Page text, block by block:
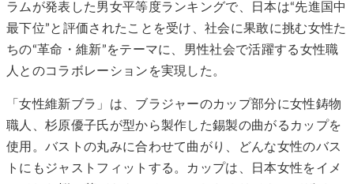
ラムが発表した男女平等度ランキングで、日本は“先進国中
最下位”と評価されたことを受け、社会に果敢に挑む女性た
ちの“革命・維新”をテーマに、男性社会で活躍する女性職
人とのコラボレーションを実現した。
「女性維新ブラ」は、ブラジャーのカップ部分に女性鋳物
職人、杉原優子氏が型から製作した錫製の曲がるカップを
使用。バストの丸みに合わせて曲がり、どんな女性のバス
トにもジャストフィットする。カップは、日本女性をイメ